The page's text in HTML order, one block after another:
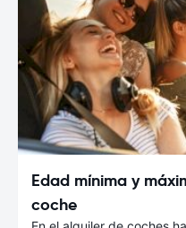
Edad mínima y
coche